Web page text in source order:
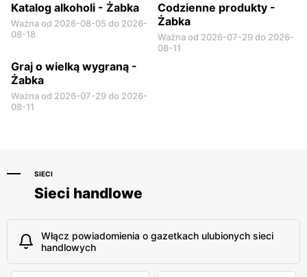
Katalog alkoholi - Żabka
Ważna od 2026-08-05 do 2026-
08-18
Codzienne produkty -
Żabka
Ważna od 2026-07-29 do 2026-
08-11
Graj o wielką wygraną -
Żabka
Ważna od 2026-07-29 do 2026-
08-11
SIECI
Sieci handlowe
Włącz powiadomienia o gazetkach ulubionych sieci
handlowych